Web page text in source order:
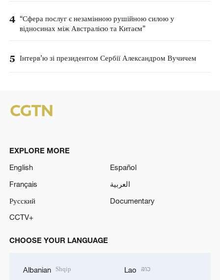
4 “Сфера послуг є незамінною рушійною силою у
відносинах між Австралією та Китаєм”
5 Інтерв’ю зі президентом Сербії Александром Вучичем
EXPLORE MORE
English
Español
Français
العربية
Русский
Documentary
CCTV+
CHOOSE YOUR LANGUAGE
Albanian Shqip Lao ລາວ